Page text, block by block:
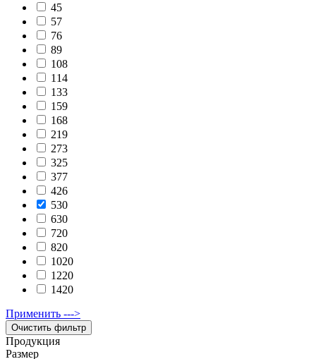
45
57
76
89
108
114
133
159
168
219
273
325
377
426
530
630
720
820
1020
1220
1420
Применить --->
Продукция
Размер